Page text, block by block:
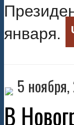
января.
5
В